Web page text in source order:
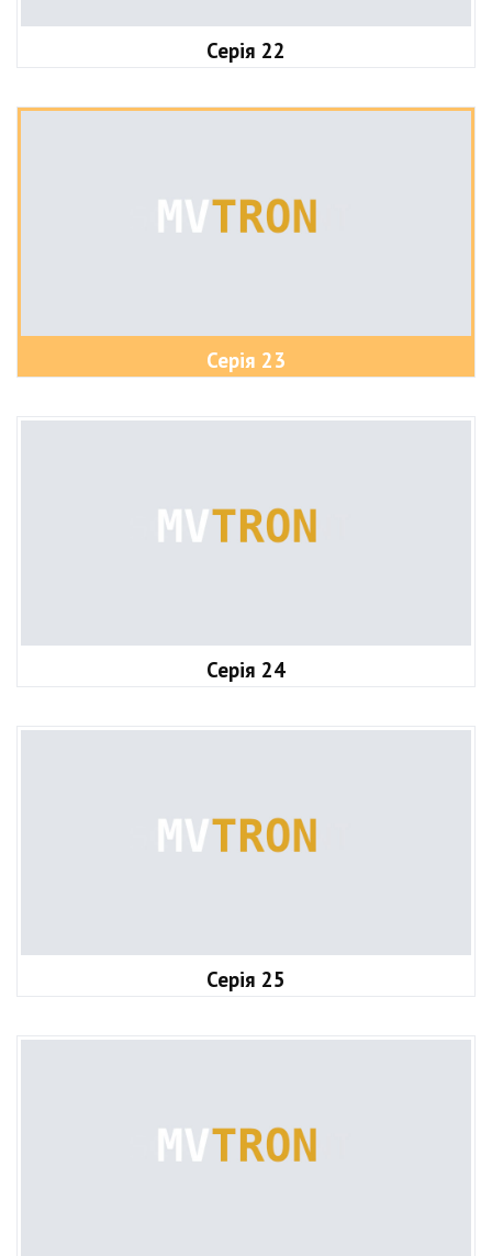
Серія 22
Серія 23
Серія 24
Серія 25